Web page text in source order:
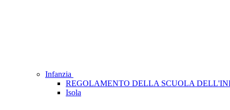
Infanzia
REGOLAMENTO DELLA SCUOLA
Isola